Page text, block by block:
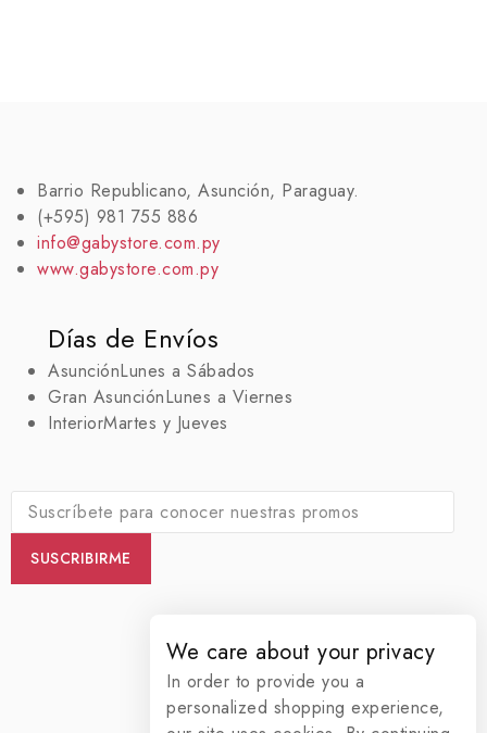
Barrio Republicano, Asunción, Paraguay.
(+595) 981 755 886
info@gabystore.com.py
www.gabystore.com.py
Días de Envíos
AsunciónLunes a Sábados
Gran AsunciónLunes a Viernes
InteriorMartes y Jueves
We care about your privacy
In order to provide you a
personalized shopping experience,